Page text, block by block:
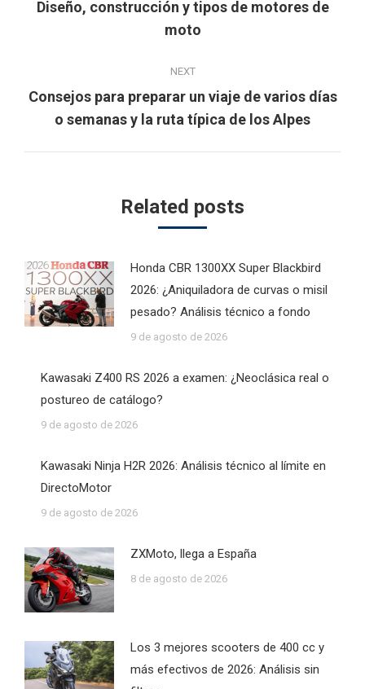
Previous
post:
Diseño, construcción y tipos de motores de
moto
NEXT
Next
post:
Consejos para preparar un viaje de varios días
o semanas y la ruta típica de los Alpes
Related posts
Honda CBR 1300XX Super Blackbird
2026: ¿Aniquiladora de curvas o misil
pesado? Análisis técnico a fondo
9 de agosto de 2026
Kawasaki Z400 RS 2026 a examen: ¿Neoclásica real o
postureo de catálogo?
9 de agosto de 2026
Kawasaki Ninja H2R 2026: Análisis técnico al límite en
DirectoMotor
9 de agosto de 2026
ZXMoto, llega a España
8 de agosto de 2026
Los 3 mejores scooters de 400 cc y
más efectivos de 2026: Análisis sin